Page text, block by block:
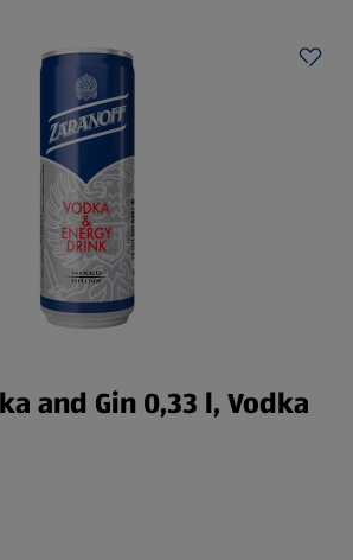
and Gin 0,33 l, Vodka